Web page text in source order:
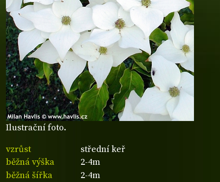
Ilustrační foto.
vzrůst
střední keř
běžná výška
2-4m
běžná šířka
2-4m